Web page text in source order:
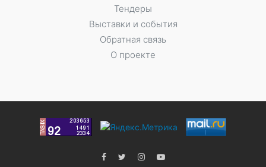
Тендеры
Выставки и события
Обратная связь
О проекте